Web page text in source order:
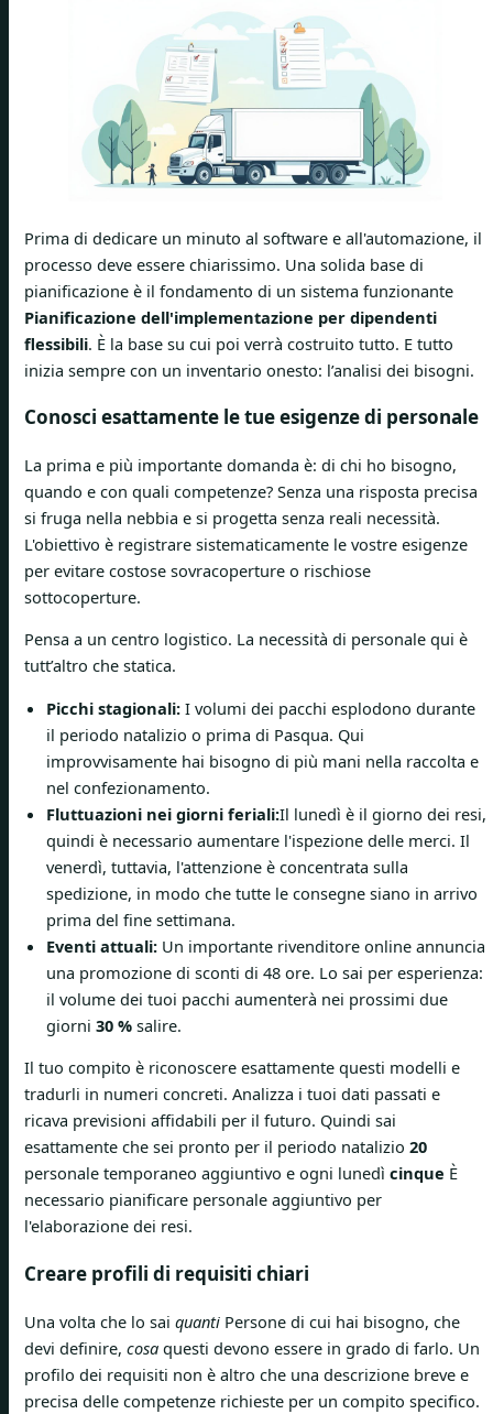
Prima di dedicare un minuto al software e all'automazione, il
processo deve essere chiarissimo. Una solida base di
pianificazione è il fondamento di un sistema funzionante
Pianificazione dell'implementazione per dipendenti
flessibili. È la base su cui poi verrà costruito tutto. E tutto
inizia sempre con un inventario onesto: l’analisi dei bisogni.
Conosci esattamente le tue esigenze di personale
La prima e più importante domanda è: di chi ho bisogno,
quando e con quali competenze? Senza una risposta precisa
si fruga nella nebbia e si progetta senza reali necessità.
L'obiettivo è registrare sistematicamente le vostre esigenze
per evitare costose sovracoperture o rischiose
sottocoperture.
Pensa a un centro logistico. La necessità di personale qui è
tutt’altro che statica.
Picchi stagionali: I volumi dei pacchi esplodono durante
il periodo natalizio o prima di Pasqua. Qui
improvvisamente hai bisogno di più mani nella raccolta e
nel confezionamento.
Fluttuazioni nei giorni feriali:Il lunedì è il giorno dei resi,
quindi è necessario aumentare l'ispezione delle merci. Il
venerdì, tuttavia, l'attenzione è concentrata sulla
spedizione, in modo che tutte le consegne siano in arrivo
prima del fine settimana.
Eventi attuali: Un importante rivenditore online annuncia
una promozione di sconti di 48 ore. Lo sai per esperienza:
il volume dei tuoi pacchi aumenterà nei prossimi due
giorni 30 % salire.
Il tuo compito è riconoscere esattamente questi modelli e
tradurli in numeri concreti. Analizza i tuoi dati passati e
ricava previsioni affidabili per il futuro. Quindi sai
esattamente che sei pronto per il periodo natalizio 20
personale temporaneo aggiuntivo e ogni lunedì cinque È
necessario pianificare personale aggiuntivo per
l'elaborazione dei resi.
Creare profili di requisiti chiari
Una volta che lo sai quanti Persone di cui hai bisogno, che
devi definire, cosa questi devono essere in grado di farlo. Un
profilo dei requisiti non è altro che una descrizione breve e
precisa delle competenze richieste per un compito specifico.